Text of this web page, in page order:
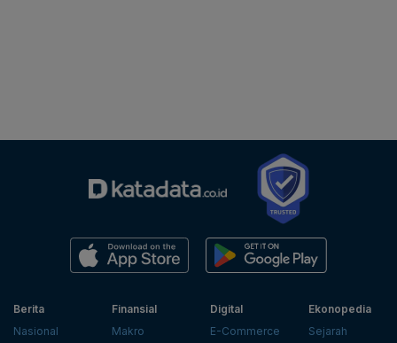
Berita
Nasional
Finansial
Makro
Digital
E-Commerce
Ekonopedia
Sejarah